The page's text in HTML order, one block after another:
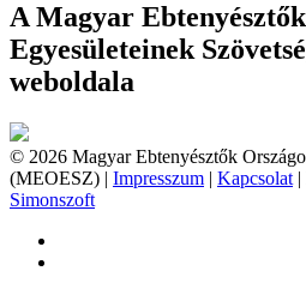
A Magyar
Egyesületeinek
weboldala
© 2026 Magyar Ebtenyésztők
(MEOESZ) | Impresszum | Kapcsolat
Simonszoft